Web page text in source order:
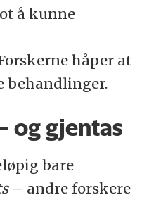
å kunne
håper at
behandlinger.
og gjentas
bare
– andre forskere